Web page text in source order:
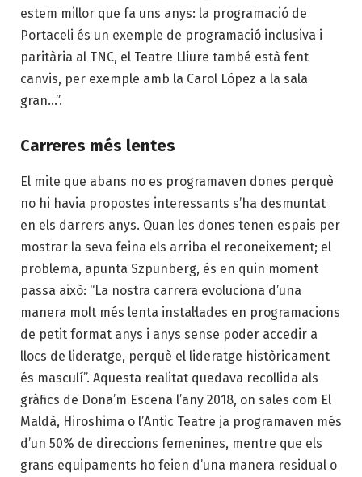
estem millor que fa uns anys: la programació de
Portaceli és un exemple de programació inclusiva i
paritària al TNC, el Teatre Lliure també està fent
canvis, per exemple amb la Carol López a la sala
gran…”.
Carreres més lentes
El mite que abans no es programaven dones perquè
no hi havia propostes interessants s’ha desmuntat
en els darrers anys. Quan les dones tenen espais per
mostrar la seva feina els arriba el reconeixement; el
problema, apunta Szpunberg, és en quin moment
passa això: “La nostra carrera evoluciona d’una
manera molt més lenta instal·lades en programacions
de petit format anys i anys sense poder accedir a
llocs de lideratge, perquè el lideratge històricament
és masculí”. Aquesta realitat quedava recollida als
gràfics de Dona’m Escena l’any 2018, on sales com El
Maldà, Hiroshima o l’Antic Teatre ja programaven més
d’un 50% de direccions femenines, mentre que els
grans equipaments ho feien d’una manera residual o